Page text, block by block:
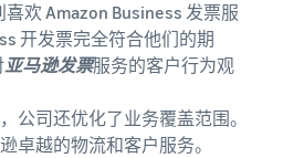
喜欢 Amazon Business 发票服
开发票完全符合他们的期
亚马逊发票服务的客户行为观
公司还优化了业务覆盖范围。
卓越的物流和客户服务。